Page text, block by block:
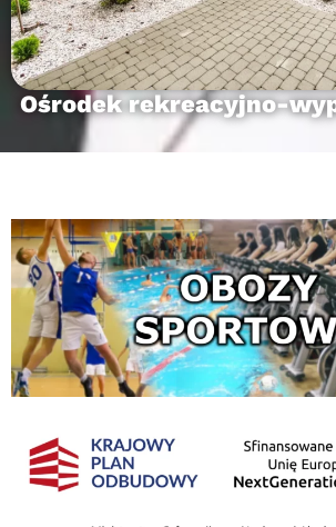
Ośrodek rekreacyjno-